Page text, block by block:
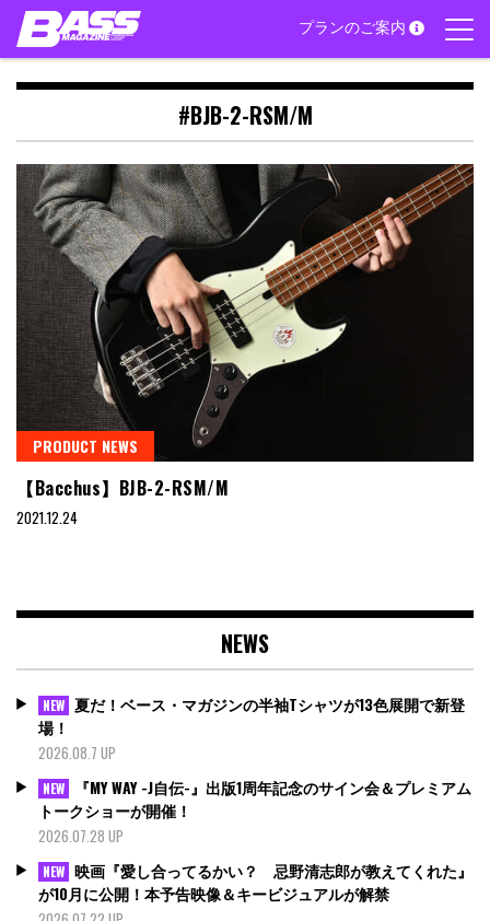
Skip
content
プランのご案内
#BJB-2-RSM/M
PRODUCT NEWS
【Bacchus】BJB-2-RSM/M
2021.12.24
NEWS
NEW 夏だ！ベース・マガジンの半袖Tシャツが13色展開で新登
場！
2026.08.7 UP
NEW
『MY WAY -J自伝-』出版1周年記念のサイン会＆プレミアム
トークショーが開催！
2026.07.28 UP
NEW 映画『愛し合ってるかい？ 忌野清志郎が教えてくれた』
が10月に公開！本予告映像＆キービジュアルが解禁